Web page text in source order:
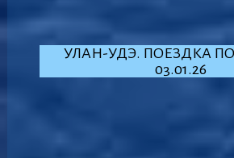
УЛАН-УДЭ. ПОЕЗДКА
03.01.26